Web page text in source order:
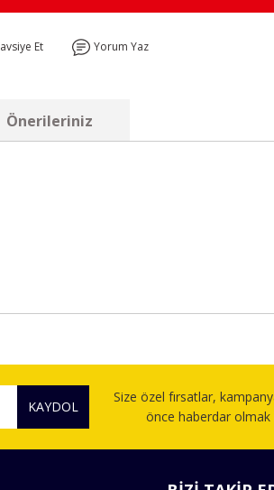
Et Yorum Yaz
Önerileriniz
KAYDOL
Size özel fırsatlar,
önce haberdar olmak